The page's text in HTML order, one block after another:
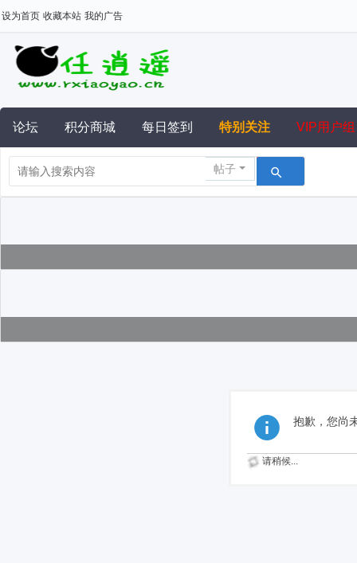
设为首页 收藏本站 我的广告
论坛 积分商城 每日签到 特别关注 VIP用户组
帖子
抱歉，您尚
请稍候...